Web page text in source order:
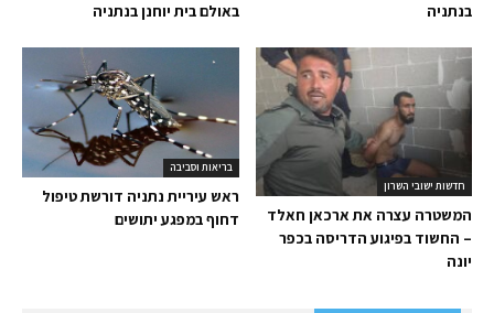
באולם בית יוחנן בנתניה
בנתניה
בריאות וסביבה
ראש עיריית נתניה דורשת טיפול
דחוף במפגע יתושים
חדשות ישובי השרון
המשטרה עצרה את ארכאן חאלד
– החשוד בפיגוע הדריסה בכפר
יונה